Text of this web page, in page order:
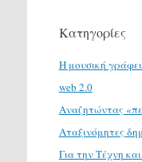
Κατηγορίες
H μουσική
web 2.0
Αναζητώντας
Αταξινόμητες
Για την Τέχνη